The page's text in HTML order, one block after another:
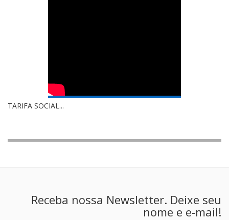
TARIFA SOCIAL...
Receba nossa Newsletter. Deixe seu
nome e e-mail!